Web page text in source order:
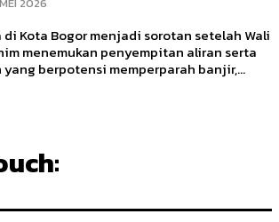
di Kota Bogor menjadi sorotan setelah Wali
menemukan penyempitan aliran serta
berpotensi memperparah banjir,...